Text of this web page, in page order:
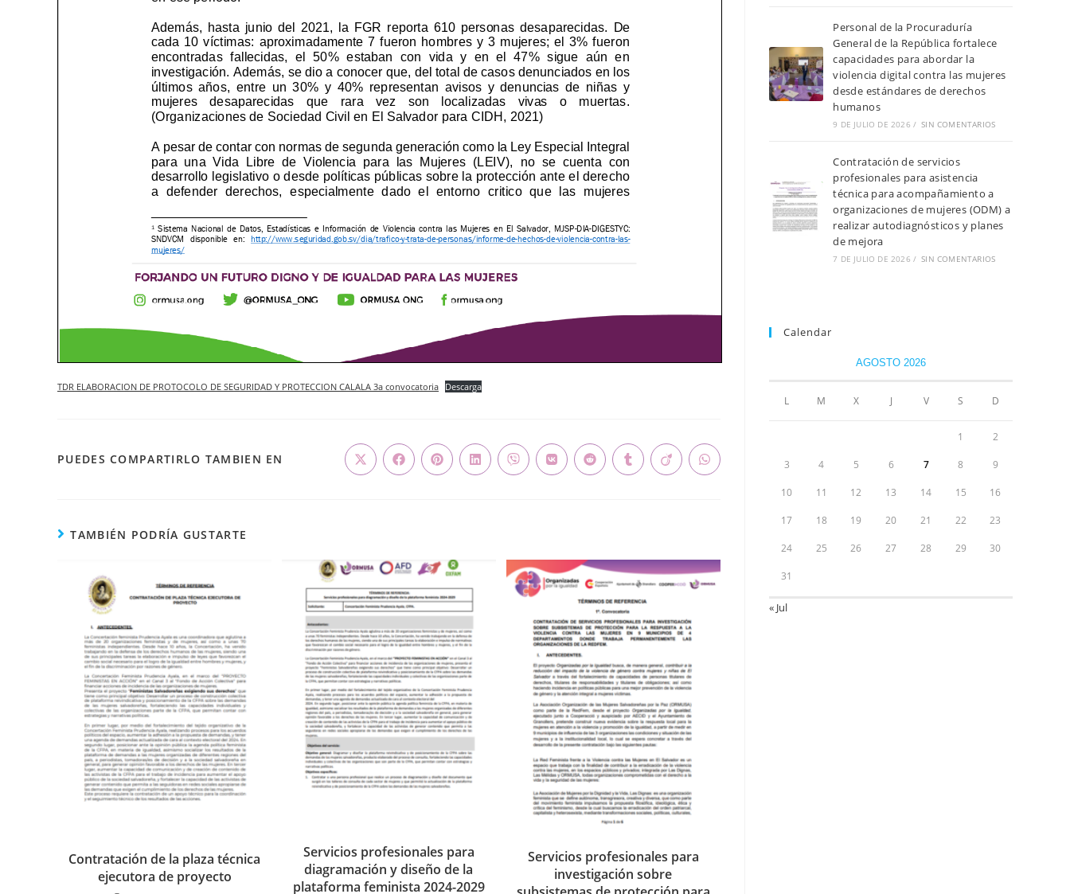
TDR ELABORACION DE PROTOCOLO DE SEGURIDAD Y PROTECCION CALALA 3a convocatoria Descarga
PUEDES COMPARTIRLO TAMBIEN EN
TAMBIÉN PODRÍA GUSTARTE
Contratación de la plaza técnica
ejecutora de proyecto
Servicios profesionales para
diagramación y diseño de la
plataforma feminista 2024-2029
Servicios profesionales para
investigación sobre
Personal de la Procuraduría
General de la República fortalece
capacidades para abordar la
violencia digital contra las mujeres
desde estándares de derechos
humanos
9 DE JULIO DE 2026 / SIN COMENTARIOS
Contratación de servicios
profesionales para asistencia
técnica para acompañamiento a
organizaciones de mujeres (ODM) a
realizar autodiagnósticos y planes
de mejora
7 DE JULIO DE 2026 / SIN COMENTARIOS
Calendar
AGOSTO 2026
L M X J V S D
1 2
3 4 5 6 7 8 9
10 11 12 13 14 15 16
17 18 19 20 21 22 23
24 25 26 27 28 29 30
31
« Jul